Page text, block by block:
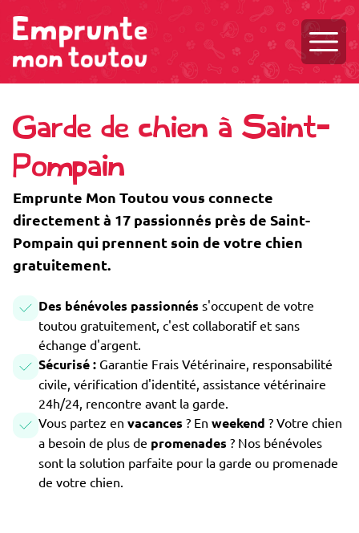
Garde de chien à Saint-
Pompain
Emprunte Mon Toutou vous connecte
directement à 17 passionnés près de Saint-
Pompain qui prennent soin de votre chien
gratuitement.
Des bénévoles passionnés s'occupent de votre
toutou gratuitement, c'est collaboratif et sans
échange d'argent.
Sécurisé : Garantie Frais Vétérinaire, responsabilité
civile, vérification d'identité, assistance vétérinaire
24h/24, rencontre avant la garde.
Vous partez en vacances ? En weekend ? Votre chien
a besoin de plus de promenades ? Nos bénévoles
sont la solution parfaite pour la garde ou promenade
de votre chien.